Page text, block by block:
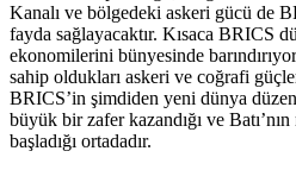
Kanalı ve bölgedeki askeri gücü de
fayda sağlayacaktır. Kısaca BRICS
ekonomilerini bünyesinde
sahip oldukları askeri ve coğrafi
BRICS’in şimdiden yeni dünya
büyük bir zafer kazandığı ve
başladığı ortadadır.